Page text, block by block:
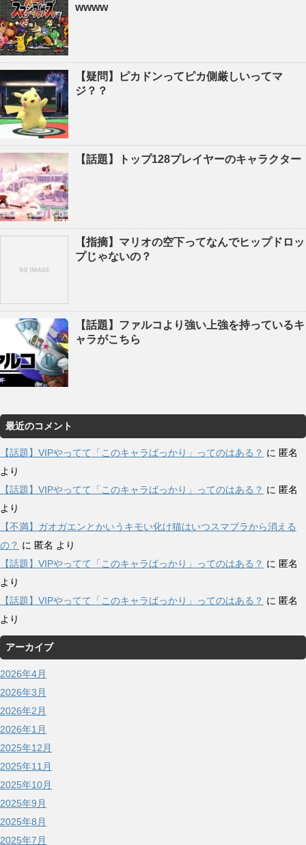
wwww
【疑問】ピカドンってピカ側厳しいってマ
ジ？？
【話題】トップ128プレイヤーのキャラクター
【指摘】マリオの空下ってなんでヒップドロッ
プじゃないの？
【話題】ファルコより強い上強を持っているキ
ャラがこちら
最近のコメント
【話題】VIPやってて「このキャラばっかり」ってのはある？ に 匿名
より
【話題】VIPやってて「このキャラばっかり」ってのはある？ に 匿名
より
【不満】ガオガエンとかいうキモい化け猫はいつスマブラから消える
の？ に 匿名 より
【話題】VIPやってて「このキャラばっかり」ってのはある？ に 匿名
より
【話題】VIPやってて「このキャラばっかり」ってのはある？ に 匿名
より
アーカイブ
2026年4月
2026年3月
2026年2月
2026年1月
2025年12月
2025年11月
2025年10月
2025年9月
2025年8月
2025年7月